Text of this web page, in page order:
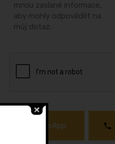
mnou zaslané informace,
aby mohly odpovědět na
můj dotaz.
WhatsApp